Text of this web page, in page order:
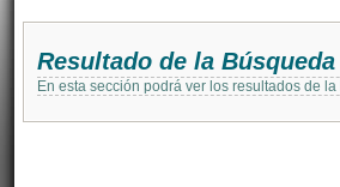
Resultado de la Búsqueda
En esta sección podrá ver los resultados de